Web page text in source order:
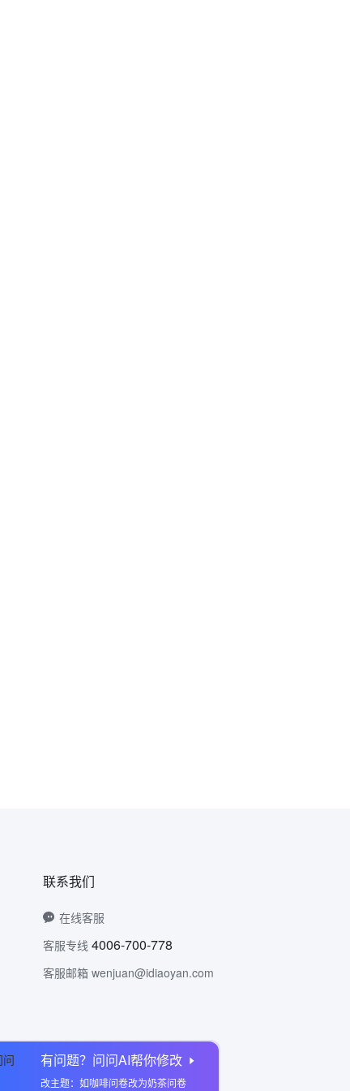
有问题？问问AI帮你修改
改主题：如咖啡问卷改为奶茶问卷
联系我们
在线客服
客服专线 4006-700-778
客服邮箱 wenjuan@idiaoyan.com
问卷网公众号